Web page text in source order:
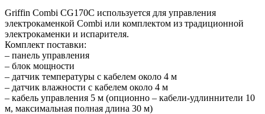
Griffin Combi CG170C используется для управления
электрокаменкой Combi или комплектом из традиционной
электрокаменки и испарителя.
Комплект поставки:
– панель управления
– блок мощности
– датчик температуры с кабелем около 4 м
– датчик влажности с кабелем около 4 м
– кабель управления 5 м (опционно – кабели-удлиннители 10
м, максимальная полная длина 30 м)